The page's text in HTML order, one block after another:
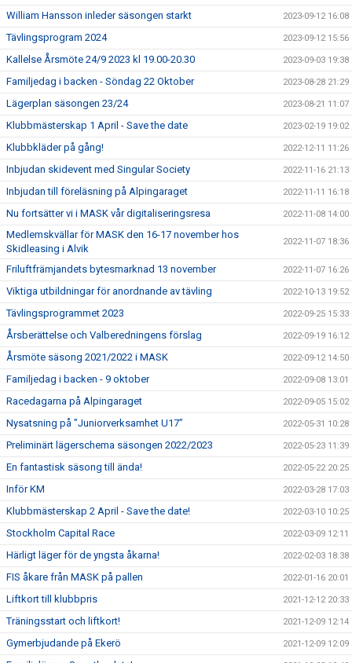
William Hansson inleder säsongen starkt 2023-09-12 16:08
Tävlingsprogram 2024 2023-09-12 15:56
Kallelse Årsmöte 24/9 2023 kl 19.00-20.30 2023-09-03 19:38
Familjedag i backen - Söndag 22 Oktober 2023-08-28 21:29
Lägerplan säsongen 23/24 2023-08-21 11:07
Klubbmästerskap 1 April - Save the date 2023-02-19 19:02
Klubbkläder på gång! 2022-12-11 11:26
Inbjudan skidevent med Singular Society 2022-11-16 21:13
Inbjudan till föreläsning på Alpingaraget 2022-11-11 16:18
Nu fortsätter vi i MASK vår digitaliseringsresa 2022-11-08 14:00
Medlemskvällar för MASK den 16-17 november hos
Skidleasing i Alvik
2022-11-07 18:36
Friluftfrämjandets bytesmarknad 13 november 2022-11-07 16:26
Viktiga utbildningar för anordnande av tävling 2022-10-13 19:52
Tävlingsprogrammet 2023 2022-09-25 15:33
Årsberättelse och Valberedningens förslag 2022-09-19 16:12
Årsmöte säsong 2021/2022 i MASK 2022-09-12 14:50
Familjedag i backen - 9 oktober 2022-09-08 13:01
Racedagarna på Alpingaraget 2022-09-05 15:02
Nysatsning på ”Juniorverksamhet U17” 2022-05-31 10:28
Preliminärt lägerschema säsongen 2022/2023 2022-05-23 11:39
En fantastisk säsong till ända! 2022-05-22 20:25
Inför KM 2022-03-28 17:03
Klubbmästerskap 2 April - Save the date! 2022-03-10 10:25
Stockholm Capital Race 2022-03-09 12:11
Härligt läger för de yngsta åkarna! 2022-02-03 18:38
FIS åkare från MASK på pallen 2022-01-16 20:01
Liftkort till klubbpris 2021-12-12 20:33
Träningsstart och liftkort! 2021-12-09 12:14
Gymerbjudande på Ekerö 2021-12-09 12:09